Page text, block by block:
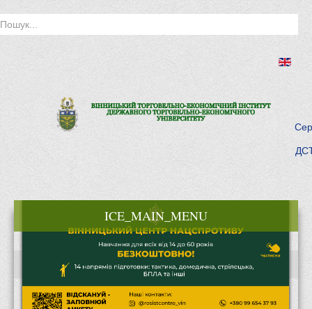
ICE_MAIN_MENU
Історія інституту
Інститут сьогодні